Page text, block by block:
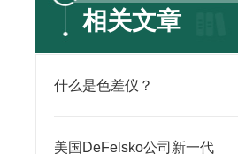
相关文章
什么是色差仪？
美国DeFelsko公司新一代